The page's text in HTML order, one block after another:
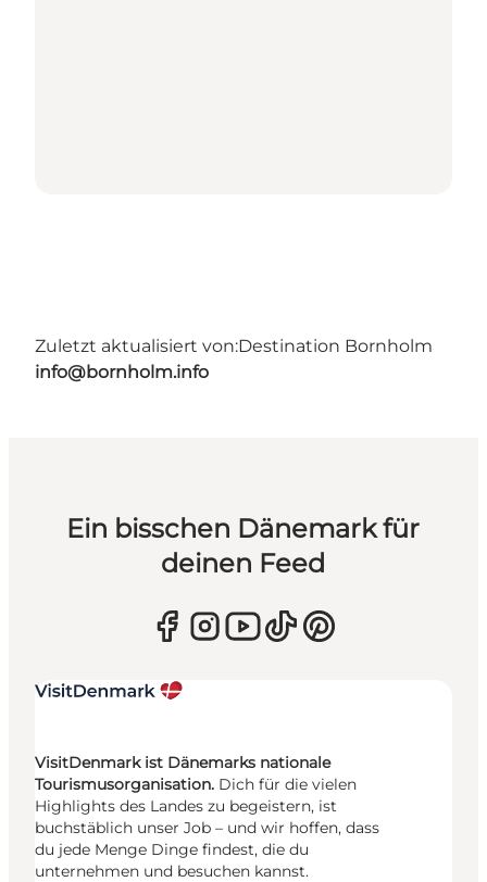
Zuletzt aktualisiert von:Destination Bornholm
info@bornholm.info
Ein bisschen Dänemark für
deinen Feed
VisitDenmark ist Dänemarks nationale
Tourismusorganisation. Dich für die vielen
Highlights des Landes zu begeistern, ist
buchstäblich unser Job – und wir hoffen, dass
du jede Menge Dinge findest, die du
unternehmen und besuchen kannst.